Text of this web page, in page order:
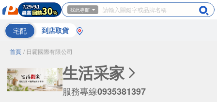
找此專館
宅配 到店取貨
首頁 / 日霸國際有限公司
生活采家
服務專線0935381397